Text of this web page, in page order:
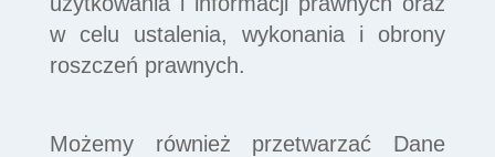
w celu ustalenia, wykonania i obrony
roszczeń prawnych.
Możemy również przetwarzać Dane